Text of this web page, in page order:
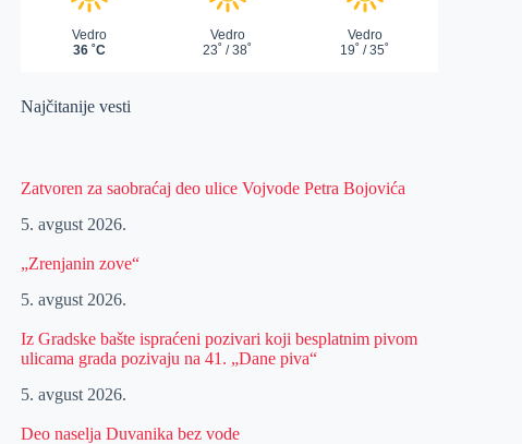
Najčitanije vesti
Zatvoren za saobraćaj deo ulice Vojvode Petra Bojovića
5. avgust 2026.
„Zrenjanin zove“
5. avgust 2026.
Iz Gradske bašte ispraćeni pozivari koji besplatnim pivom
ulicama grada pozivaju na 41. „Dane piva“
5. avgust 2026.
Deo naselja Duvanika bez vode